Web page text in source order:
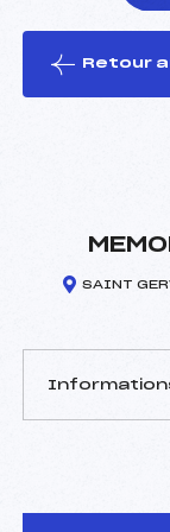
le ski
Retour
SAINT
Arbitre :